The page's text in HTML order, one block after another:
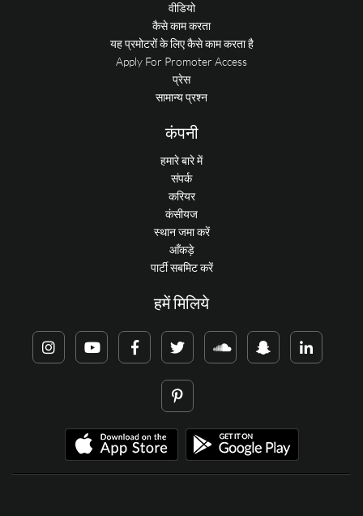
वीडियो
कैसे काम करता
यह प्रमोटरों के लिए कैसे काम करता है
Apply For Promoter Access
प्रेस
सामान्य प्रश्न
कंपनी
हमारे बारे में
संपर्क
करियर
कंसीयज
स्थान जमा करें
आँकड़े
पार्टी सबमिट करें
हमें मिलिये